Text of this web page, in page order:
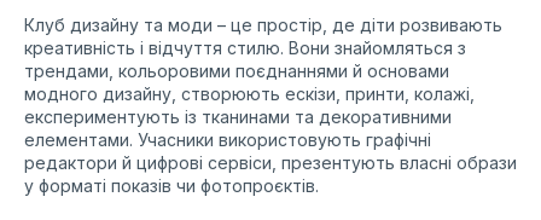
Клуб дизайну та моди – це простір, де діти розвивають
креативність і відчуття стилю. Вони знайомляться з
трендами, кольоровими поєднаннями й основами
модного дизайну, створюють ескізи, принти, колажі,
експериментують із тканинами та декоративними
елементами. Учасники використовують графічні
редактори й цифрові сервіси, презентують власні образи
у форматі показів чи фотопроєктів.